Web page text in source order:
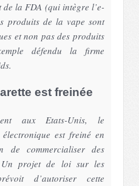
la FDA (qui intègre l’e-
produits de la vape sont
et non pas des produits
défendu la firme
est freinée
aux Etats-Unis, le
est freiné en
de commercialiser des
Un projet de loi sur les
d’autoriser cette